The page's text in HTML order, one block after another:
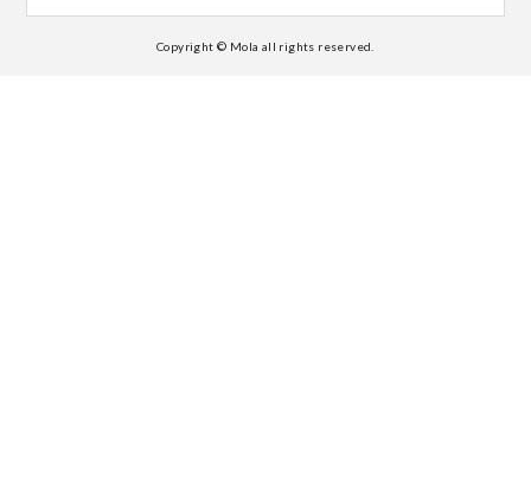
Copyright © Mola all rights reserved.